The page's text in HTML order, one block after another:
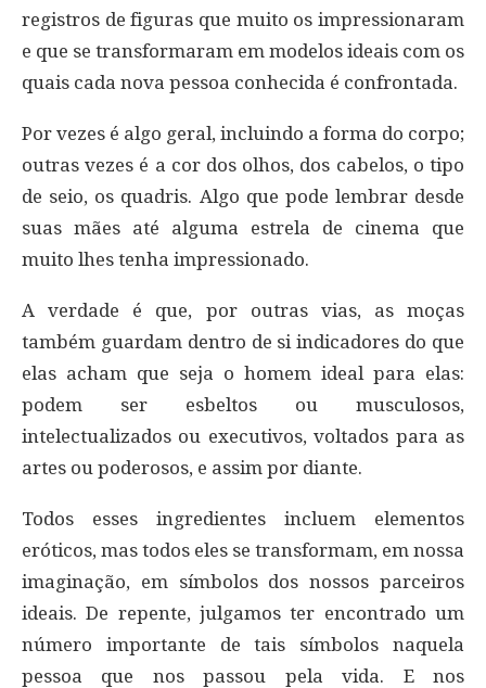
registros de figuras que muito os impressionaram
e que se transformaram em modelos ideais com os
quais cada nova pessoa conhecida é confrontada.
Por vezes é algo geral, incluindo a forma do corpo;
outras vezes é a cor dos olhos, dos cabelos, o tipo
de seio, os quadris. Algo que pode lembrar desde
suas mães até alguma estrela de cinema que
muito lhes tenha impressionado.
A verdade é que, por outras vias, as moças
também guardam dentro de si indicadores do que
elas acham que seja o homem ideal para elas:
podem ser esbeltos ou musculosos,
intelectualizados ou executivos, voltados para as
artes ou poderosos, e assim por diante.
Todos esses ingredientes incluem elementos
eróticos, mas todos eles se transformam, em nossa
imaginação, em símbolos dos nossos parceiros
ideais. De repente, julgamos ter encontrado um
número importante de tais símbolos naquela
pessoa que nos passou pela vida. E nos